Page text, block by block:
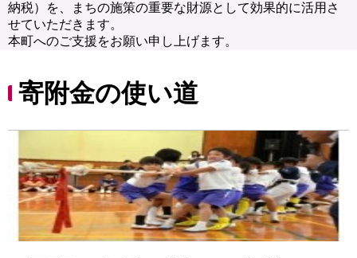
納税）を、まちの施策の重要な財源として効果的に活用さ
せていただきます。
本町へのご支援をお願い申し上げます。
寄附金の使い道